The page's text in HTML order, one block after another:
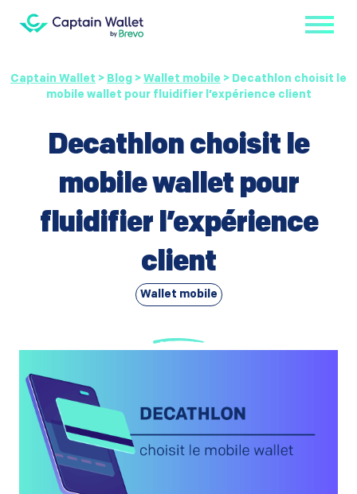
Captain Wallet > Blog > Wallet mobile > Decathlon choisit le
mobile wallet pour fluidifier l’expérience client
Decathlon choisit le
mobile wallet pour
fluidifier l’expérience
client
Wallet mobile